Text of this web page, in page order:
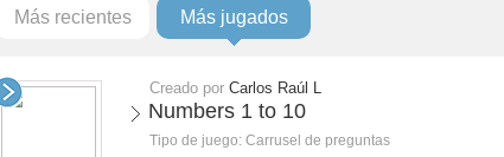
Más recientes Más jugados
Creado por Carlos Raúl L
Numbers 1 to 10
Tipo de juego: Carrusel de preguntas